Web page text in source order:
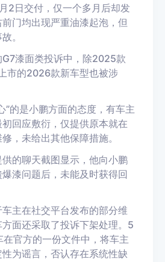
2日交付，仅一个多月后却发
门均出现严重油漆起泡，但
。
漆面类投诉中，除2025款
市的2026款新车型也被涉
”的是小鹏方面的态度，有车主
回应敷衍，仅提供原本就在
，未给出其他保障措施。
的聊天截图显示，他向小鹏
漆问题后，未能及时获得回
主在社交平台发布的部分维
面还采取了投诉下架处理。5
在官方的一份文件中，将车主
为谣言，否认存在系统性缺